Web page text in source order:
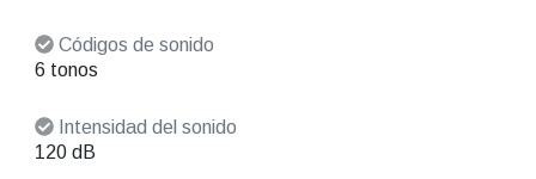
Códigos de sonido
6 tonos
Intensidad del sonido
120 dB